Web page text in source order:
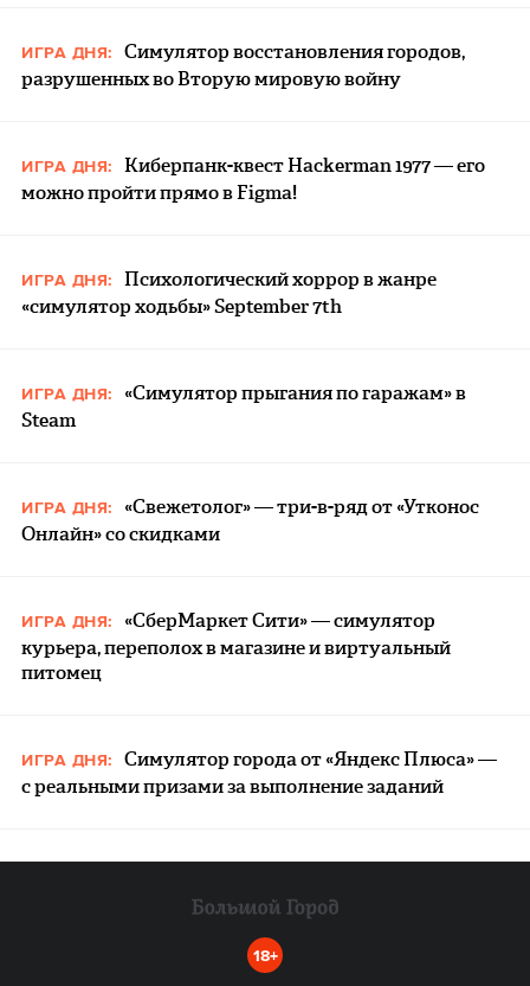
ИГРА ДНЯ:
Симулятор восстановления городов,
разрушенных во Вторую мировую войну
ИГРА ДНЯ:
Киберпанк-квест Hackerman 1977 — его
можно пройти прямо в Figma!
ИГРА ДНЯ:
Психологический хоррор в жанре
«симулятор ходьбы» September 7th
ИГРА ДНЯ:
«Симулятор прыгания по гаражам» в
Steam
ИГРА ДНЯ:
«Свежетолог» — три-в-ряд от «Утконос
Онлайн» со скидками
ИГРА ДНЯ:
«СберМаркет Сити» — симулятор
курьера, переполох в магазине и виртуальный
питомец
ИГРА ДНЯ:
Симулятор города от «Яндекс Плюса» —
с реальными призами за выполнение заданий
18+